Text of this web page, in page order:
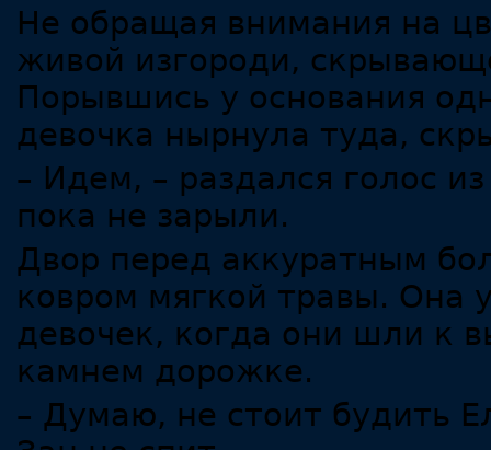
Не обращая внимания на
живой изгороди,
Порывшись у основания
девочка нырнула туда,
– Идем, – раздался голос
пока не зарыли.
Двор перед аккуратным
ковром мягкой травы. Она
девочек, когда они шли к
камнем дорожке.
– Думаю, не стоит будить